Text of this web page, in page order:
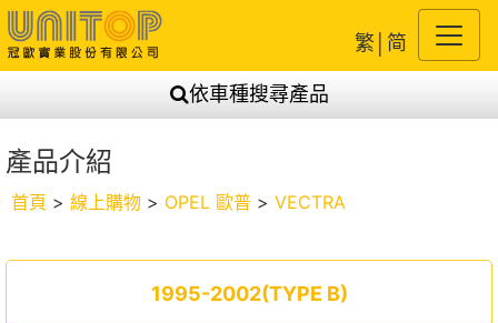
繁 简
依車種搜尋產品
產品介紹
首頁 > 線上購物 > OPEL 歐普 > VECTRA
1995-2002(TYPE B)